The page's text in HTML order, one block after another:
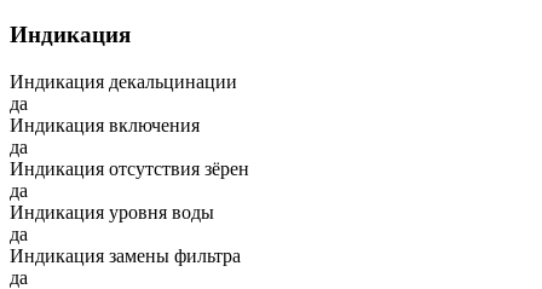
Индикация
Индикация декальцинации
да
Индикация включения
да
Индикация отсутствия зёрен
да
Индикация уровня воды
да
Индикация замены фильтра
да